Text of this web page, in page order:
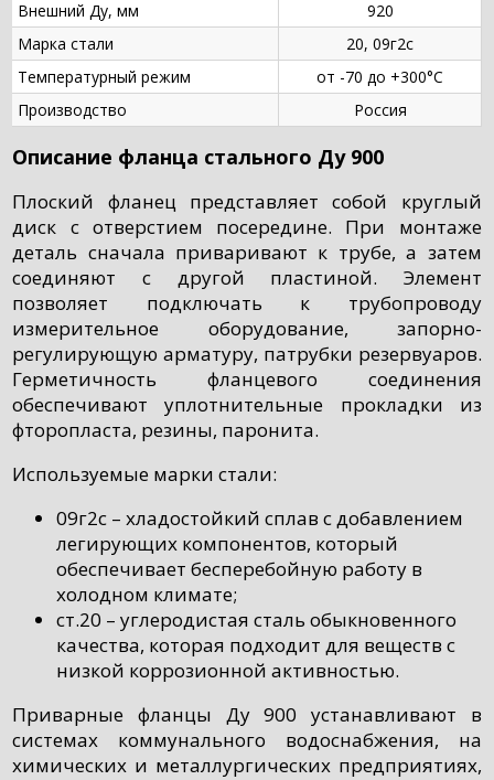
Внешний Ду, мм
920
Марка стали
20, 09г2с
Температурный режим
от -70 до +300°С
Производство
Россия
Описание фланца стального Ду 900
Плоский фланец представляет собой круглый
диск с отверстием посередине. При монтаже
деталь сначала приваривают к трубе, а затем
соединяют с другой пластиной. Элемент
позволяет подключать к трубопроводу
измерительное оборудование, запорно-
регулирующую арматуру, патрубки резервуаров.
Герметичность фланцевого соединения
обеспечивают уплотнительные прокладки из
фторопласта, резины, паронита.
Используемые марки стали:
09г2с – хладостойкий сплав с добавлением
легирующих компонентов, который
обеспечивает бесперебойную работу в
холодном климате;
ст.20 – углеродистая сталь обыкновенного
качества, которая подходит для веществ с
низкой коррозионной активностью.
Приварные фланцы Ду 900 устанавливают в
системах коммунального водоснабжения, на
химических и металлургических предприятиях,